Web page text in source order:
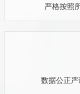
严格按照
数据公正